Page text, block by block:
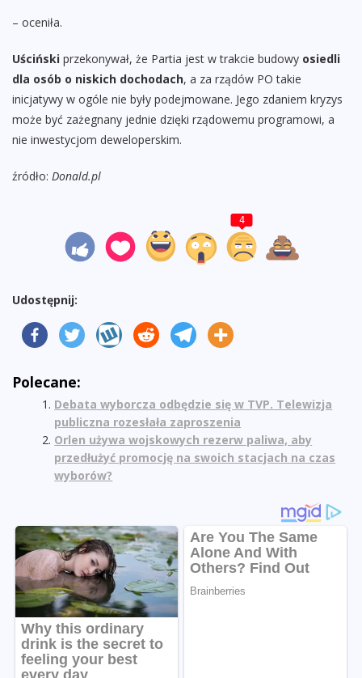
– oceniła.
Uściński przekonywał, że Partia jest w trakcie budowy osiedli
dla osób o niskich dochodach, a za rządów PO takie
inicjatywy w ogóle nie były podejmowane. Jego zdaniem kryzys
może być zażegnany jednie dzięki rządowemu programowi, a
nie inwestycjom deweloperskim.
źródło: Donald.pl
4
Udostępnij:
Polecane:
Debata wyborcza odbędzie się w TVP. Telewizja
publiczna rozesłała zaproszenia
Orlen używa wojskowych rezerw paliwa, aby
przedłużyć promocję na swoich stacjach na czas
wyborów?